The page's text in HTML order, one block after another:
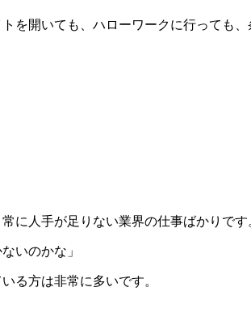
を開いても、ハローワークに行っても
に人手が足りない業界の仕事ばかりです
いのかな」
る方は非常に多いです。